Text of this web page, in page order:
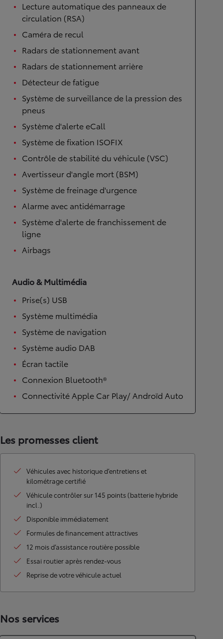
Lecture automatique des panneaux de
circulation (RSA)
Caméra de recul
Radars de stationnement avant
Radars de stationnement arrière
Détecteur de fatigue
Système de surveillance de la pression des
pneus
Système d'alerte eCall
Système de fixation ISOFIX
Contrôle de stabilité du véhicule (VSC)
Avertisseur d'angle mort (BSM)
Système de freinage d'urgence
Alarme avec antidémarrage
Système d'alerte de franchissement de
ligne
Airbags
Audio & Multimédia
Prise(s) USB
Système multimédia
Système de navigation
Système audio DAB
Écran tactile
Connexion Bluetooth®
Connectivité Apple Car Play/ Androïd Auto
Les promesses client
Véhicules avec historique d’entretiens et
kilométrage certifié
Véhicule contrôler sur 145 points (batterie hybride
incl.)
Disponible immédiatement
Formules de financement attractives
12 mois d’assistance routière possible
Essai routier après rendez-vous
Reprise de votre véhicule actuel
Nos services